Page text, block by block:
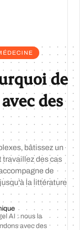
de
des
bâtissez un
travaillez des cas
de
la littérature
AI : nous la
avec des